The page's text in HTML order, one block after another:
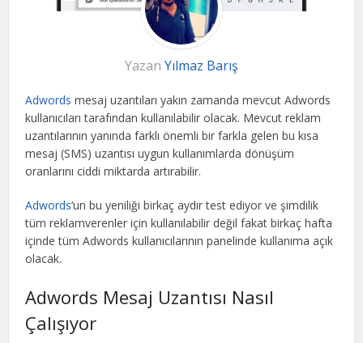
Yazan Yılmaz Barış
Adwords mesaj uzantıları yakın zamanda mevcut Adwords
kullanıcıları tarafından kullanılabilir olacak. Mevcut reklam
uzantılarının yanında farklı önemli bir farkla gelen bu kısa
mesaj (SMS) uzantısı uygun kullanımlarda dönüşüm
oranlarını ciddi miktarda artırabilir.
Adwords‘un bu yeniliği birkaç aydır test ediyor ve şimdilik
tüm reklamverenler için kullanılabilir değil fakat birkaç hafta
içinde tüm Adwords kullanıcılarının panelinde kullanıma açık
olacak.
Adwords Mesaj Uzantısı Nasıl
Çalışıyor